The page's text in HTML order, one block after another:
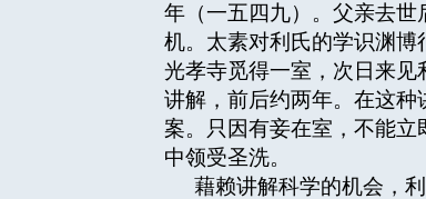
年（一五四九）。父亲去
机。太素对利氏的学识渊
光孝寺觅得一室，次日来
讲解，前后约两年。在这
案。只因有妾在室，不能
中领受圣洗。
藉赖讲解科学的机会，